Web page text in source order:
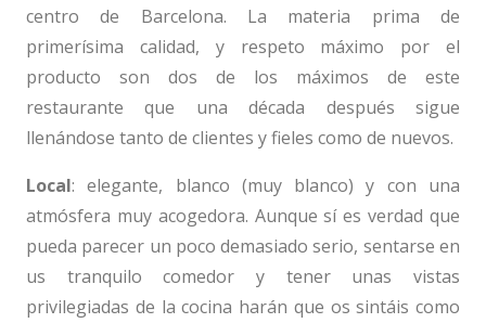
centro de Barcelona. La materia prima de
primerísima calidad, y respeto máximo por el
producto son dos de los máximos de este
restaurante que una década después sigue
llenándose tanto de clientes y fieles como de nuevos.
Local: elegante, blanco (muy blanco) y con una
atmósfera muy acogedora. Aunque sí es verdad que
pueda parecer un poco demasiado serio, sentarse en
us tranquilo comedor y tener unas vistas
privilegiadas de la cocina harán que os sintáis como